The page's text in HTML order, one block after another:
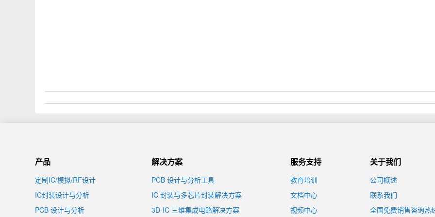
产品
定制IC/模拟/RF设计
IC封装设计与分析
PCB 设计与分析
解决方案
PCB 设计与分析工具
IC 封装与多芯片封装解决方案
3D-IC 三维集成电路解决方案
服务支持
教育培训
文档中心
视频中心
关于我们
公司概述
联系我们
全国免费销售咨询热